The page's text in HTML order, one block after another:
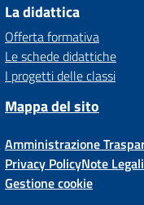
La didattica
Offerta formativa
Le schede didattiche
I progetti delle classi
Mappa del sito
Amministrazione
Privacy PolicyNote Legali
Gestione cookie